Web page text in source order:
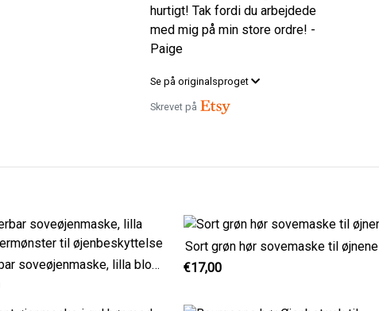
hurtigt! Tak fordi du arbejdede
med mig på min store ordre! -
Paige
Se på originalsproget
Skrevet på
Justerbar soveøjenmaske, lilla blomstermønster til øjenbeskyttelse
Sort grøn hør sovemaske til øjnene
€17,00